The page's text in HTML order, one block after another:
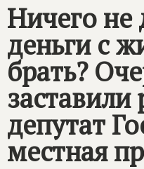
Ничего не
деньги с
брать?
заставили
депутат
местная